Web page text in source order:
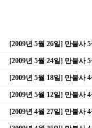
[2009년 5월 26일] 만불사
[2009년 5월 24일] 만불사
[2009년 5월 18일] 만불사
[2009년 5월 12일] 만불사
[2009년 4월 27일] 만불사